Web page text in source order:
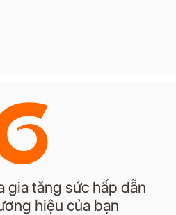
gia tăng sức hấp dẫn
hiệu của bạn